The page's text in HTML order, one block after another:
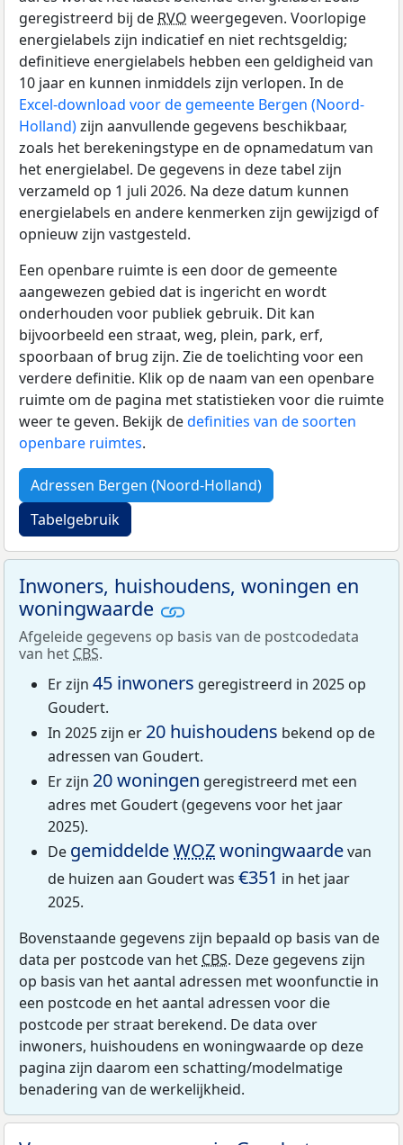
geregistreerd bij de RVO weergegeven. Voorlopige
energielabels zijn indicatief en niet rechtsgeldig;
definitieve energielabels hebben een geldigheid van
10 jaar en kunnen inmiddels zijn verlopen. In de
Excel-download voor de gemeente Bergen (Noord-
Holland)zijn aanvullende gegevens beschikbaar,
zoals het berekeningstype en de opnamedatum van
het energielabel. De gegevens in deze tabel zijn
verzameld op 1 juli 2026. Na deze datum kunnen
energielabels en andere kenmerken zijn gewijzigd of
opnieuw zijn vastgesteld.
Een openbare ruimte is een door de gemeente
aangewezen gebied dat is ingericht en wordt
onderhouden voor publiek gebruik. Dit kan
bijvoorbeeld een straat, weg, plein, park, erf,
spoorbaan of brug zijn. Zie de toelichting voor een
verdere definitie. Klik op de naam van een openbare
ruimte om de pagina met statistieken voor die ruimte
weer te geven. Bekijk dedefinities van de soorten
openbare ruimtes.
Adressen Bergen (Noord-Holland)
Tabelgebruik
Inwoners, huishoudens, woningen en
woningwaarde
Afgeleide gegevens op basis van de postcodedata
van het CBS.
Er zijn 45 inwoners geregistreerd in 2025 op
Goudert.
In 2025 zijn er 20 huishoudens bekend op de
adressen van Goudert.
Er zijn 20 woningen geregistreerd met een
adres met Goudert (gegevens voor het jaar
2025).
De gemiddeldeWOZwoningwaardevan
de huizen aan Goudert was €351 in het jaar
2025.
Bovenstaande gegevens zijn bepaald op basis van de
data per postcode van het CBS. Deze gegevens zijn
op basis van het aantal adressen met woonfunctie in
een postcode en het aantal adressen voor die
postcode per straat berekend. De data over
inwoners, huishoudens en woningwaarde op deze
pagina zijn daarom een schatting/modelmatige
benadering van de werkelijkheid.